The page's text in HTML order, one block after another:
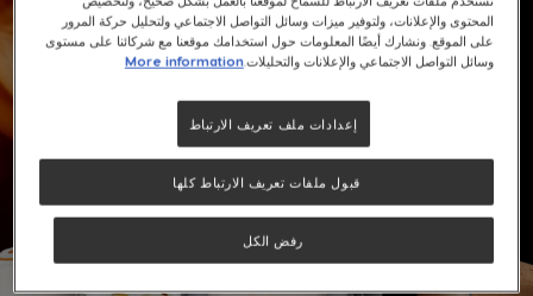
المحتوى والإعلانات، ولتوفير ميزات وسائل التواصل الاجتماعي ولتحليل حركة المرور
على الموقع. ونشارك أيضًا المعلومات حول استخدامك موقعنا مع شركائنا على مستوى
وسائل التواصل الاجتماعي والإعلانات والتحليلات.More information
إعدادات ملف تعريف الارتباط
رفض الكل
قبول ملفات تعريف الارتباط كلها